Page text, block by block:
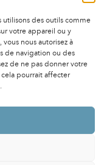
utilisons des outils comme
votre appareil ou y
nous autorisez à
de navigation ou des
de ne pas donner votre
pourrait affecter
|
ESPACE PRESSE